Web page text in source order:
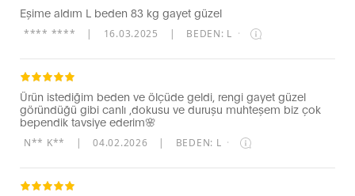
Eşime aldım L beden 83 kg gayet güzel
**** **** | 16.03.2025 | BEDEN: L ·
Ürün istediğim beden ve ölçüde geldi, rengi gayet güzel
göründüğü gibi canlı ,dokusu ve duruşu muhteşem biz çok
bependik tavsiye ederim🌸
N** K** | 04.02.2026 | BEDEN: L ·